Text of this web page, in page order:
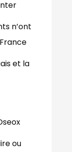
n’ont
et la
ou